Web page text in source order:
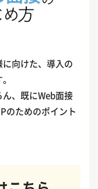
向けた、導入の
、既にWeb面接
のためのポイント